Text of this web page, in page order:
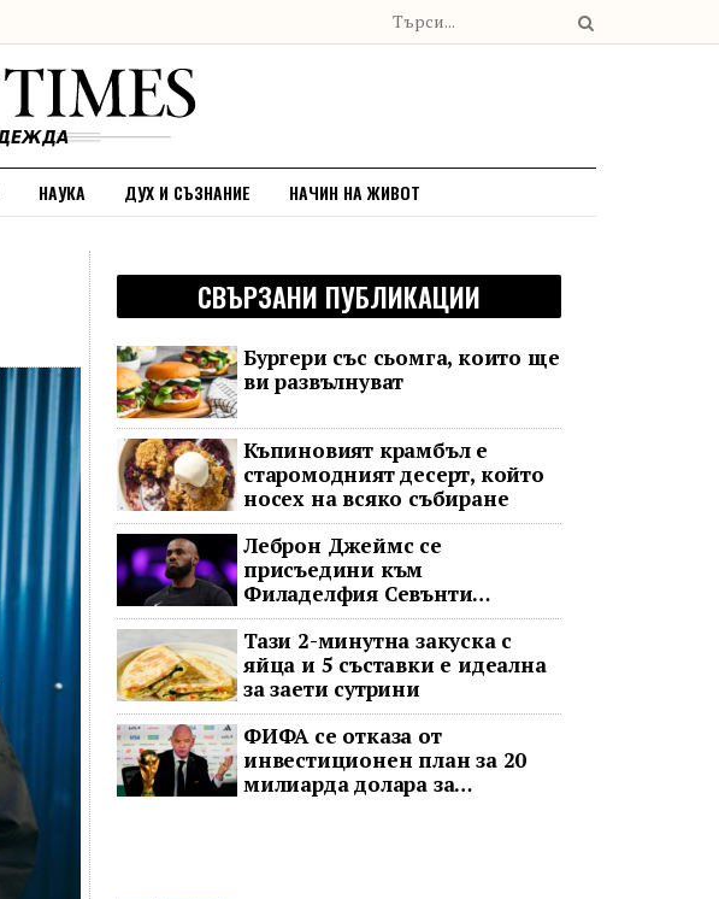
НАУКА ДУХ И СЪЗНАНИЕ НАЧИН НА ЖИВОТ
СВЪРЗАНИ ПУБЛИКАЦИИ
Бургери със сьомга, които ще
ви развълнуват
Къпиновият крамбъл е
старомодният десерт, който
носех на всяко събиране
Леброн Джеймс се
присъедини към
Филаделфия Севънти
Сиксърс с 2-годишен договор
за 8 милиона долара
Тази 2-минутна закуска с
яйца и 5 съставки е идеална
за заети сутрини
ФИФА се отказа от
инвестиционен план за 20
милиарда долара за